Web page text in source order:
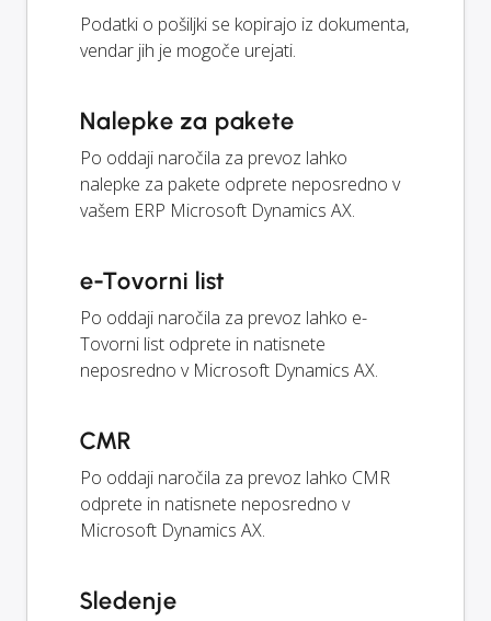
Podatki o pošiljki se kopirajo iz dokumenta,
vendar jih je mogoče urejati.
Nalepke za pakete
Po oddaji naročila za prevoz lahko
nalepke za pakete odprete neposredno v
vašem ERP Microsoft Dynamics AX.
e-Tovorni list
Po oddaji naročila za prevoz lahko e-
Tovorni list odprete in natisnete
neposredno v Microsoft Dynamics AX.
CMR
Po oddaji naročila za prevoz lahko CMR
odprete in natisnete neposredno v
Microsoft Dynamics AX.
Sledenje